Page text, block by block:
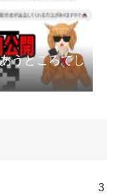
うところでし
3